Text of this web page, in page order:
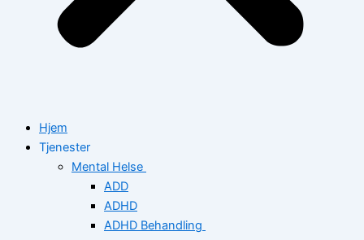
Hjem
Tjenester
Mental Helse
ADD
ADHD
ADHD Behandling